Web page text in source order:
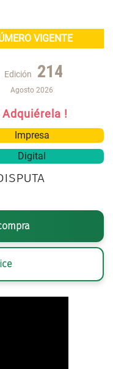
VIGENTE
Edición 214
Agosto 2026
Adquiérela !
Impresa
Digital